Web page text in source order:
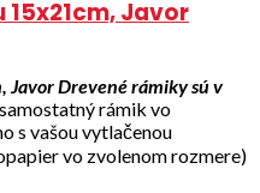
Javor
JavorDrevené rámiky sú v
rámik vo
s vašou vytlačenou
vo zvolenom rozmere)